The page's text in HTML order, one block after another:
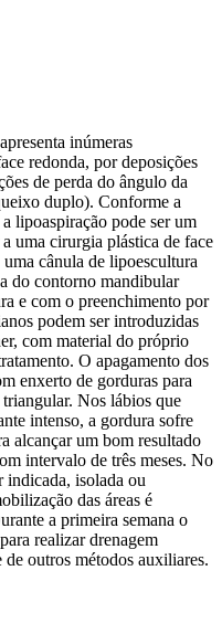
inúmeras
redonda, por deposições
de perda do ângulo da
duplo). Conforme a
lipoaspiração pode ser um
uma cirurgia plástica de face
cânula de lipoescultura
do contorno mandibular
e com o preenchimento por
podem ser introduzidas
com material do próprio
O apagamento dos
enxerto de gorduras para
Nos lábios que
intenso, a gordura sofre
alcançar um bom resultado
intervalo de três meses. No
indicada, isolada ou
das áreas é
a primeira semana o
realizar drenagem
outros métodos auxiliares.